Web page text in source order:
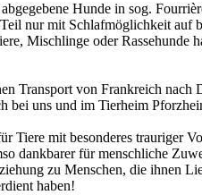
Hunde in sog.
nur mit Schlafmöglichkeit
Mischlinge oder
Transport von Frankreich nach
bei uns und im Tierheim
Tiere mit besonderes trauriger
dankbarer für menschliche
zu Menschen, die ihnen
haben!